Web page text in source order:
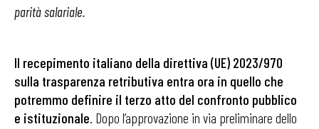
parità salariale.
Il recepimento italiano della direttiva (UE) 2023/970
sulla trasparenza retributiva entra ora in quello che
potremmo definire il terzo atto del confronto pubblico
e istituzionale. Dopo l’approvazione in via preliminare dello